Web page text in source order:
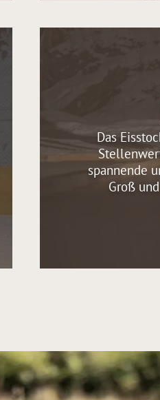
Das
spannende
Groß